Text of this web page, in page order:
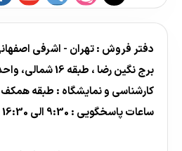
دفتر فروش : تهران - اشرفی
برج نگین رضا ، طبقه 16 شمالی، واحد 1602
کارشناسی و نمایشگاه : طبقه
ساعات پاسخگویی : 9:30 الی 16:30